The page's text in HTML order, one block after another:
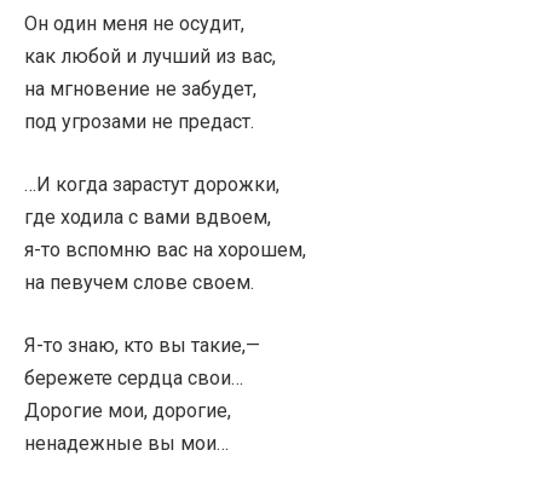
Он один меня не осудит,
как любой и лучший из вас,
на мгновение не забудет,
под угрозами не предаст.
…И когда зарастут дорожки,
где ходила с вами вдвоем,
я-то вспомню вас на хорошем,
на певучем слове своем.
Я-то знаю, кто вы такие,—
бережете сердца свои…
Дорогие мои, дорогие,
ненадежные вы мои…